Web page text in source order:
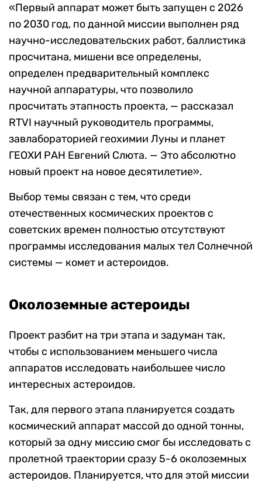
«Первый аппарат может быть запущен с 2026
по 2030 год, по данной миссии выполнен ряд
научно-исследовательских работ, баллистика
просчитана, мишени все определены,
определен предварительный комплекс
научной аппаратуры, что позволило
просчитать этапность проекта, — рассказал
RTVI научный руководитель программы,
завлабораторией геохимии Луны и планет
ГЕОХИ РАН Евгений Слюта. — Это абсолютно
новый проект на новое десятилетие».
Выбор темы связан с тем, что среди
отечественных космических проектов с
советских времен полностью отсутствуют
программы исследования малых тел Солнечной
системы — комет и астероидов.
Околоземные астероиды
Проект разбит на три этапа и задуман так,
чтобы с использованием меньшего числа
аппаратов исследовать наибольшее число
интересных астероидов.
Так, для первого этапа планируется создать
космический аппарат массой до одной тонны,
который за одну миссию смог бы исследовать с
пролетной траектории сразу 5-6 околоземных
астероидов. Планируется, что для этой миссии